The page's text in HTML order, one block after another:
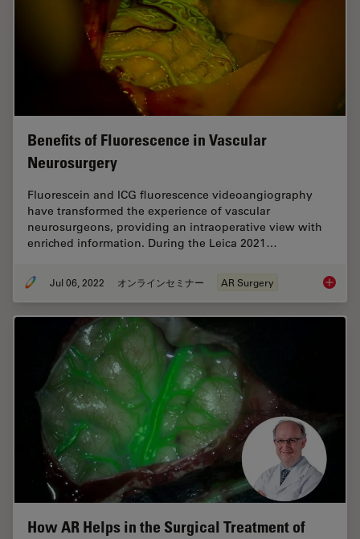
Benefits of Fluorescence in Vascular
Neurosurgery
Fluorescein and ICG fluorescence videoangiography
have transformed the experience of vascular
neurosurgeons, providing an intraoperative view with
enriched information. During the Leica 2021…
Jul 06, 2022 オンラインセミナー AR Surgery
How AR Helps in the Surgical Treatment of